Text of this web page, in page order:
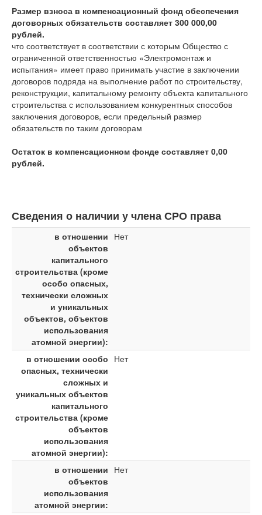
Размер взноса в компенсационный фонд обеспечения
договорных обязательств составляет 300 000,00
рублей.
что соответствует в соответствии с которым Общество с
ограниченной ответственностью «Электромонтаж и
испытания» имеет право принимать участие в заключении
договоров подряда на выполнение работ по строительству,
реконструкции, капитальному ремонту объекта капитального
строительства с использованием конкурентных способов
заключения договоров, если предельный размер
обязательств по таким договорам
Остаток в компенсационном фонде составляет 0,00
рублей.
Сведения о наличии у члена СРО права
в отношении
объектов
капитального
строительства (кроме
особо опасных,
технически сложных
и уникальных
объектов, объектов
использования
атомной энергии):
Нет
в отношении особо
опасных, технически
сложных и
уникальных объектов
капитального
строительства (кроме
объектов
использования
атомной энергии):
Нет
в отношении
объектов
использования
атомной энергии:
Нет